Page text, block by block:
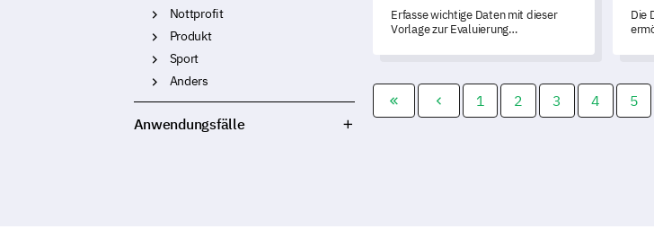
Erfasse wichtige Daten mit dieser
Vorlage zur Evaluierung
dient, die Zufriedenheit der
Verbesserungsbereiche zu
identifizieren.
Die
1 2 3 4 5
Nottprofit
Produkt
Sport
Anders
Anwendungsfälle